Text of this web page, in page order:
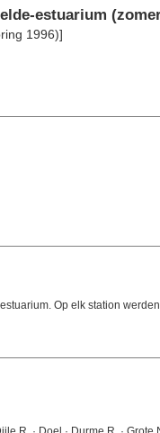
estuarium
1996)]
Op elk station